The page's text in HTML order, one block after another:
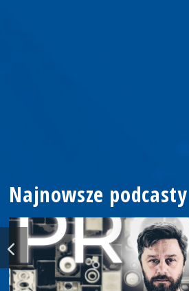
Najnowsze podcasty